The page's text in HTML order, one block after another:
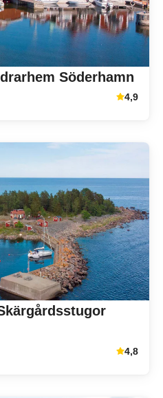
Söderhamn
4,9
4,8